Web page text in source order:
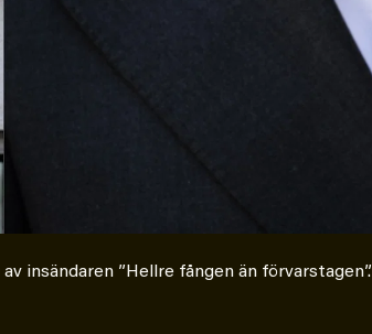
insändaren ”Hellre fången än förvarstagen”.